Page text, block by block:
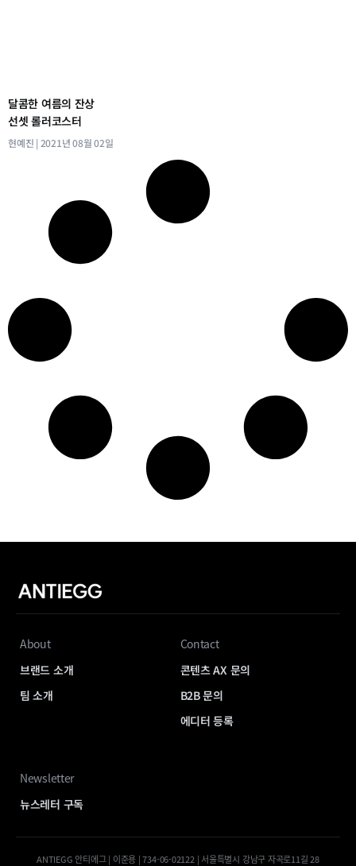
달콤한 여름의 잔상
선셋 롤러코스터
현예진 2021년 08월 02일
About
브랜드 소개
팀 소개
Contact
콘텐츠 AX 문의
B2B 문의
에디터 등록
Newsletter
뉴스레터 구독
ANTIEGG 안티에그 | 이준용 | 734-06-02122 | 서울특별시 강남구 자곡로11길 28